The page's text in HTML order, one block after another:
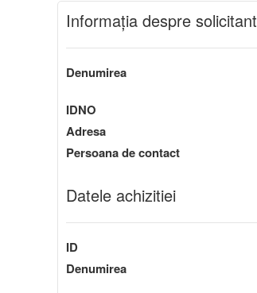
Informaţia despre solicitant
Denumirea
IDNO
Adresa
Persoana de contact
Datele achizitiei
ID
Denumirea